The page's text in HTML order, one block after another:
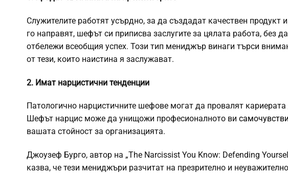
Служителите работят усърдно, за да създадат качествен продукт
го направят, шефът си приписва заслугите за цялата работа, без
отбележи всеобщия успех. Този тип мениджър винаги търси
от тези, които наистина я заслужават.
2. Имат нарцистични тенденции
Патологично нарцистичните шефове могат да провалят
Шефът нарцис може да унищожи професионалното ви
вашата стойност за организацията.
Джоузеф Бурго, автор на „The Narcissist You Know: Defending
казва, че тези мениджъри разчитат на презрително и